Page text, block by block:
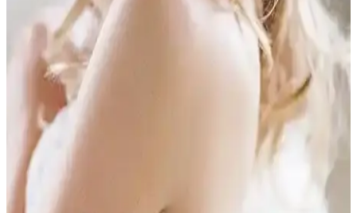
Sık Düğünler İçin Uygun Gelin Tacı Modelleri ve
Tercih İpuçları
Sık düğünler için uygun, detay ve malzeme açısından öne çıkan
gelin tacı modelleri, yüz şekline ve saç modeli uyumu ile rahatlık ve
şıklık sağlar.
Düğün Temasına Uygun Gelin Tacı Seçimi ve
Modelleri Hakkında Kapsamlı Rehber
Düğünlerde gelin tacı seçimi, tarz ve tema uyumu ile model ve
malzeme tercihleriyle ilgilidir. Bu rehberde, farklı düğün temalarına